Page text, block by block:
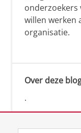
onderzoekers
willen werken
organisatie.
Over deze
.